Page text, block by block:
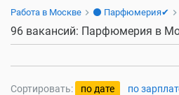
Работа в Москве ⚫ Парфюмерия✔
96 вакансий: Парфюмерия в
Сортировать: по дате по